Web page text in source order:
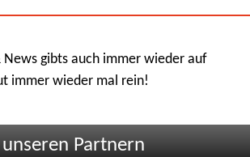
gibts auch immer wieder auf
immer wieder mal rein!
Partnern